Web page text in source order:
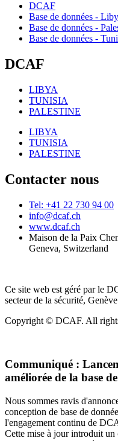
DCAF
Base de données -
Base de données -
Base de données -
DCAF
LIBYA
TUNISIA
PALESTINE
LIBYA
TUNISIA
PALESTINE
Contacter nous
Tel: +41 22 730 94 00
info@dcaf.ch
www.dcaf.ch
Maison de la Paix
Geneva, Switzerland
Ce site web est géré par le
secteur de la sécurité,
Copyright © DCAF. All
Communiqué :
améliorée de la base
Nous sommes ravis
conception de base de
l'engagement continu de
Cette mise à jour introduit un